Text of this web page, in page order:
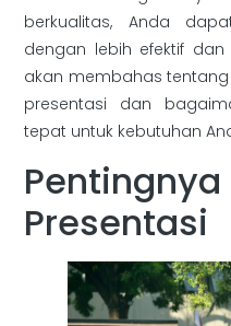
berkualitas, Anda
dengan lebih efektif dan
akan membahas
presentasi dan
tepat untuk kebutuhan
Presentasi